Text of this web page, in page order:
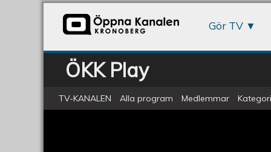
Gör TV
ÖKK Play
TV-KANALEN Alla program Medlemmar